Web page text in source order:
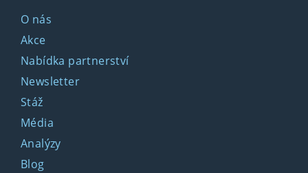
O nás
Akce
Nabídka partnerství
Newsletter
Stáž
Média
Analýzy
Blog